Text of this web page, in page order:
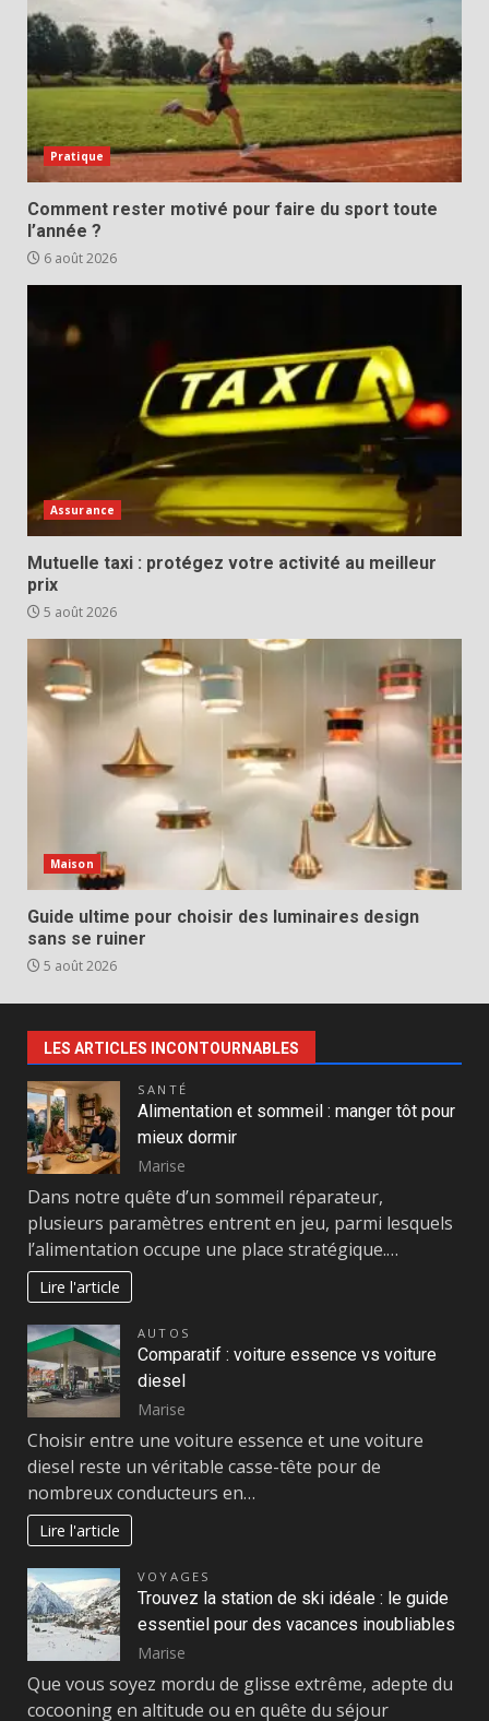
Pratique
Comment rester motivé pour faire du sport toute
l’année ?
6 août 2026
Assurance
Mutuelle taxi : protégez votre activité au meilleur
prix
5 août 2026
Maison
Guide ultime pour choisir des luminaires design
sans se ruiner
5 août 2026
LES ARTICLES INCONTOURNABLES
SANTÉ
Alimentation et sommeil : manger tôt pour
mieux dormir
Marise
Dans notre quête d’un sommeil réparateur,
plusieurs paramètres entrent en jeu, parmi lesquels
l’alimentation occupe une place stratégique.…
Lire l'article
AUTOS
Comparatif : voiture essence vs voiture
diesel
Marise
Choisir entre une voiture essence et une voiture
diesel reste un véritable casse-tête pour de
nombreux conducteurs en…
Lire l'article
VOYAGES
Trouvez la station de ski idéale : le guide
essentiel pour des vacances inoubliables
Marise
Que vous soyez mordu de glisse extrême, adepte du
cocooning en altitude ou en quête du séjour